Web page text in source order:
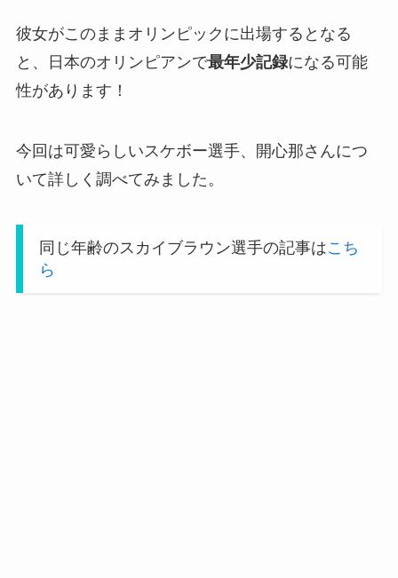
彼女がこのままオリンピックに出場するとなる
と、日本のオリンピアンで最年少記録になる可能
性があります！
今回は可愛らしいスケボー選手、開心那さんにつ
いて詳しく調べてみました。
同じ年齢のスカイブラウン選手の記事はこち
ら